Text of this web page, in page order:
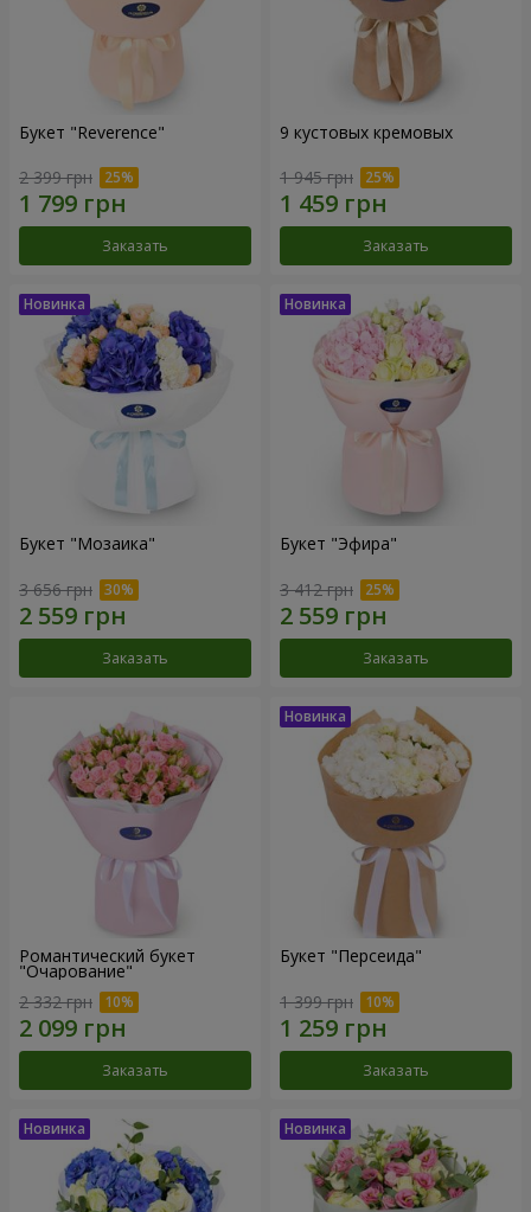
Букет "Reverence"
2 399 грн
Заказать
9 кустовых кремовых
1 945 грн
Заказать
Букет "Мозаика"
3 656 грн
Заказать
Букет "Эфира"
3 412 грн
Заказать
Романтический букет
"Очарование"
2 332 грн
Заказать
Букет "Персеида"
1 399 грн
Заказать